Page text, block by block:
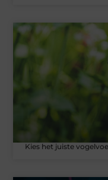
Kies het juiste